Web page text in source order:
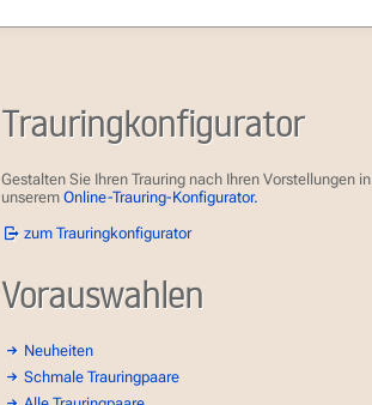
Trauringkonfigurator
Gestalten Sie Ihren Trauring nach Ihren Vorstellungen in
unserem Online-Trauring-Konfigurator.
zum Trauringkonfigurator
Vorauswahlen
Neuheiten
Schmale Trauringpaare